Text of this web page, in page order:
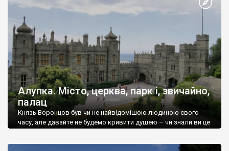
Алупка. Місто, церква, парк і, звичайно,
палац
Князь Воронцов був чи не найвідомішою людиною свого
часу, але давайте не будемо кривити душею – чи знали ви це